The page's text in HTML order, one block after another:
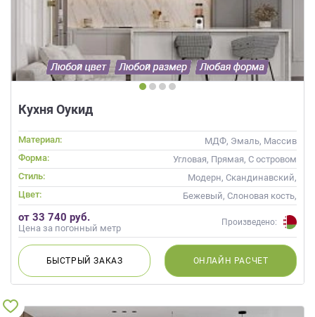
Кухня Оукид
Материал:
МДФ, Эмаль, Массив
Форма:
Угловая, Прямая, С островом
Стиль:
Модерн, Скандинавский,
Неоклассика, Современные
Цвет:
Бежевый, Слоновая кость,
Кремовый, Коричневый,
Капучино
от 33 740 руб.
Цена за погонный метр
Произведено:
БЫСТРЫЙЗАКАЗ ОНЛАЙН РАСЧЕТ